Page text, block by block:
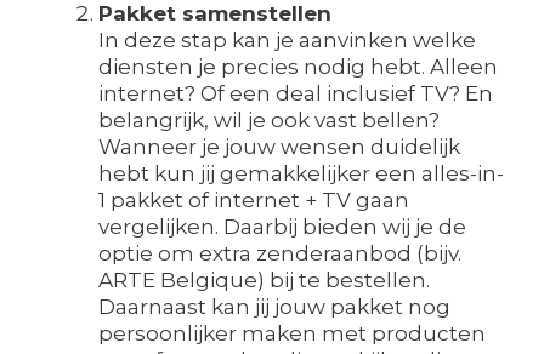
Pakket samenstellen
In deze stap kan je aanvinken welke
diensten je precies nodig hebt. Alleen
internet? Of een deal inclusief TV? En
belangrijk, wil je ook vast bellen?
Wanneer je jouw wensen duidelijk
hebt kun jij gemakkelijker een alles-in-
1 pakket of internet + TV gaan
vergelijken. Daarbij bieden wij je de
optie om extra zenderaanbod (bijv.
ARTE Belgique) bij te bestellen.
Daarnaast kan jij jouw pakket nog
persoonlijker maken met producten